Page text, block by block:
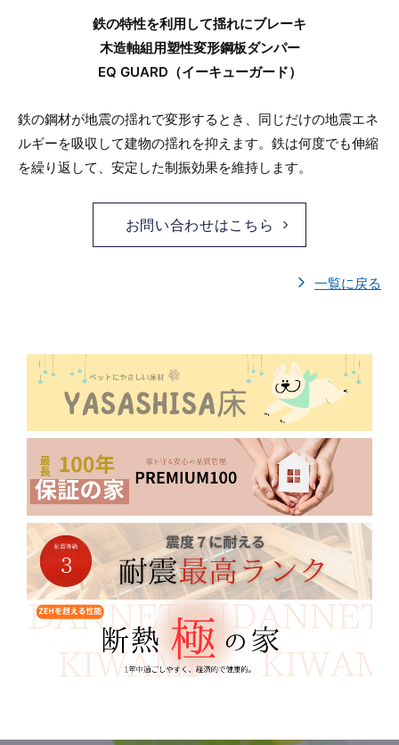
鉄の特性を利用して揺れにブレーキ
木造軸組用塑性変形鋼板ダンパー
EQ GUARD（イーキューガード）
鉄の鋼材が地震の揺れで変形するとき、同じだけの地震エネ
ルギーを吸収して建物の揺れを抑えます。鉄は何度でも伸縮
を繰り返して、安定した制振効果を維持します。
お問い合わせはこちら
一覧に戻る